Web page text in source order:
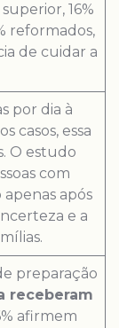
16%
reformados,
de cuidar a
por dia à
casos, essa
O estudo
com
após
e a
preparação
receberam
afirmem